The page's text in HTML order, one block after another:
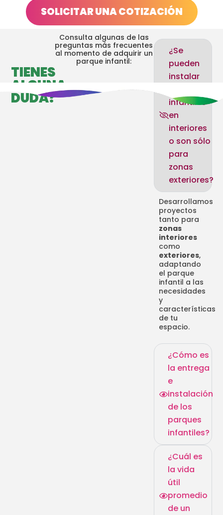
SOLICITAR UNA COTIZACIÓN
TIENES
ALGUNA
DUDA?
Consulta algunas de las
preguntas más frecuentes
al momento de adquirir un
parque infantil:
¿Se
pueden
instalar
infantiles
en
interiores
o son sólo
para
zonas
exteriores?
Desarrollamos
proyectos
tanto para
zonas
interiores
como
exteriores,
adaptando
el parque
infantil a las
necesidades
y
características
de tu
espacio.
¿Cómo es
la entrega
e
instalación
de los
parques
infantiles?
¿Cuál es
la vida
útil
promedio
de un